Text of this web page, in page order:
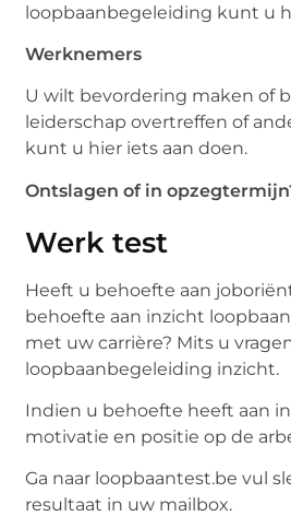
loopbaanbegeleiding kunt u
Werknemers
U wilt bevordering maken of
leiderschap overtreffen of
kunt u hier iets aan doen.
Ontslagen of in
Werk test
Heeft u behoefte aan
behoefte aan inzicht
met uw carrière? Mits u
loopbaanbegeleiding inzicht.
Indien u behoefte heeft aan
motivatie en positie op de
Ga naar loopbaantest.be vul
resultaat in uw mailbox.